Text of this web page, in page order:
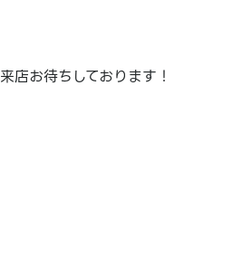
店お待ちしております！